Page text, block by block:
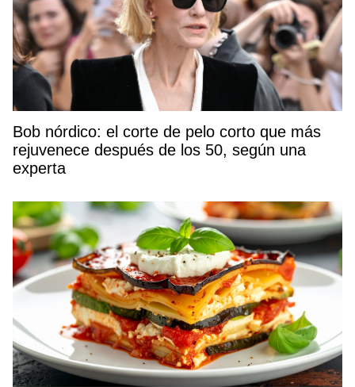
Bob nórdico: el corte de pelo corto que más
rejuvenece después de los 50, según una
experta